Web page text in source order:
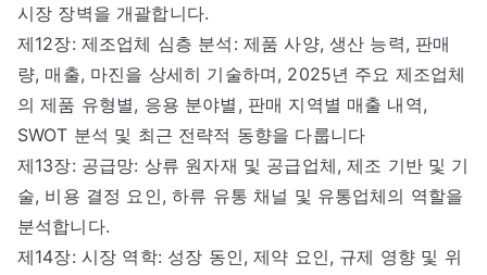
시장 장벽을 개괄합니다.
제12장: 제조업체 심층 분석: 제품 사양, 생산 능력, 판매
량, 매출, 마진을 상세히 기술하며, 2025년 주요 제조업체
의 제품 유형별, 응용 분야별, 판매 지역별 매출 내역,
SWOT 분석 및 최근 전략적 동향을 다룹니다
제13장: 공급망: 상류 원자재 및 공급업체, 제조 기반 및 기
술, 비용 결정 요인, 하류 유통 채널 및 유통업체의 역할을
분석합니다.
제14장: 시장 역학: 성장 동인, 제약 요인, 규제 영향 및 위